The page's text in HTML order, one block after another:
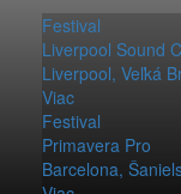
Festival
Liverpool Sound
Liverpool, Veľká
Viac
Festival
Primavera Pro
Barcelona,